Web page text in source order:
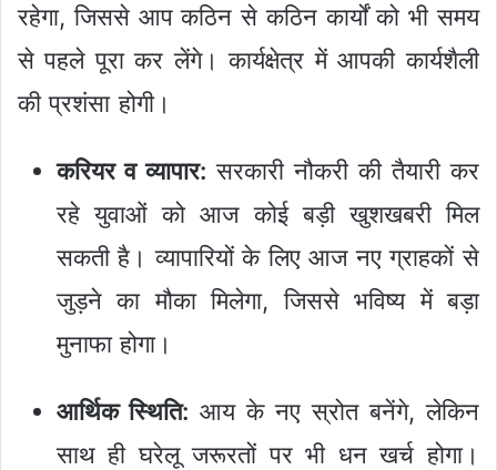
रहेगा, जिससे आप कठिन से कठिन कार्यों को भी समय
से पहले पूरा कर लेंगे। कार्यक्षेत्र में आपकी कार्यशैली
की प्रशंसा होगी।
करियर व व्यापार: सरकारी नौकरी की तैयारी कर
रहे युवाओं को आज कोई बड़ी खुशखबरी मिल
सकती है। व्यापारियों के लिए आज नए ग्राहकों से
जुड़ने का मौका मिलेगा, जिससे भविष्य में बड़ा
मुनाफा होगा।
आर्थिक स्थिति: आय के नए स्रोत बनेंगे, लेकिन
साथ ही घरेलू जरूरतों पर भी धन खर्च होगा।